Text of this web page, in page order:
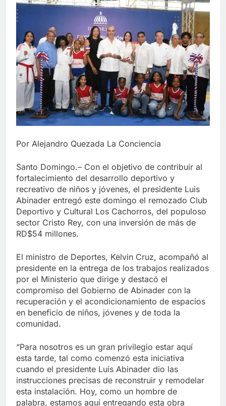
Por Alejandro Quezada La Conciencia
Santo Domingo.– Con el objetivo de contribuir al
fortalecimiento del desarrollo deportivo y
recreativo de niños y jóvenes, el presidente Luis
Abinader entregó este domingo el remozado Club
Deportivo y Cultural Los Cachorros, del populoso
sector Cristo Rey, con una inversión de más de
RD$54 millones.
El ministro de Deportes, Kelvin Cruz, acompañó al
presidente en la entrega de los trabajos realizados
por el Ministerio que dirige y destacó el
compromiso del Gobierno de Abinader con la
recuperación y el acondicionamiento de espacios
en beneficio de niños, jóvenes y de toda la
comunidad.
“Para nosotros es un gran privilegio estar aquí
esta tarde, tal como comenzó esta iniciativa
cuando el presidente Luis Abinader dio las
instrucciones precisas de reconstruir y remodelar
esta instalación. Hoy, como un hombre de
palabra, estamos aquí entregando esta obra